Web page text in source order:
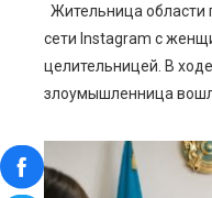
Жительница области
сети Instagram с
целительницей. В
злоумышленница